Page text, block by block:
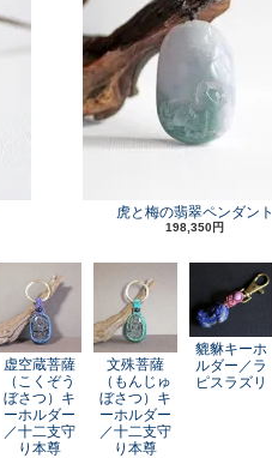
虎と梅の翡翠ペンダント
198,350円
虚空蔵菩薩
（こくぞう
ぼさつ）キ
ーホルダー
／十二支守
り本尊
文殊菩薩
（もんじゅ
ぼさつ）キ
ーホルダー
／十二支守
り本尊
貔貅キーホ
ルダー／ラ
ピスラズリ